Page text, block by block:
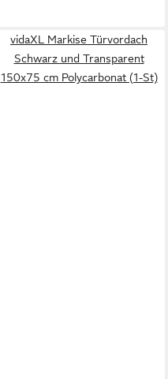
vidaXL Markise Türvordach
Schwarz und Transparent
150x75 cm Polycarbonat (1-St)